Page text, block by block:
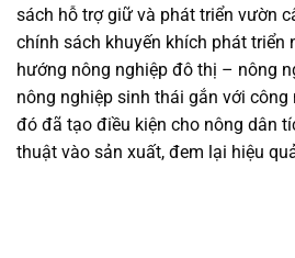
sách hỗ trợ giữ và phát triển vườn
chính sách khuyến khích phát triển
hướng nông nghiệp đô thị – nông
nông nghiệp sinh thái gắn với công
đó đã tạo điều kiện cho nông dân
thuật vào sản xuất, đem lại hiệu